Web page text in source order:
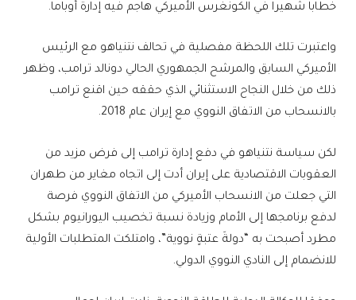
خطابا شهيرا في الكونغرس الأميركي هاجم فيه إدارة أوباما.
واعتبرت تلك اللحظة مفصلية في تحالف نتنياهو مع الرئيس
الأميركي السابق والمرشح الجمهوري الحالي دونالد ترامب، وظهر
ذلك من خلال النجاح الاستثنائي الذي حققه حين اقنع ترامب
بالانسحاب من الاتفاق النووي مع إيران عام 2018.
لكن سياسة نتنياهو في دفع إدارة ترامب إلى فرض مزيد من
العقوبات الاقتصادية على إيران أدت إلى اتجاه مغاير من طهران
التي جعلت من الانسحاب الأميركي من الاتفاق النووي فرصة
لدفع برنامجها إلى الأمام وزيادة نسبة تخصيب اليورانيوم بشكل
مطرد أصبحت به “دولةَ عتبةٍ نووية”، وامتلكت المتطلبات الأولية
للانضمام إلى النادي النووي الدولي.